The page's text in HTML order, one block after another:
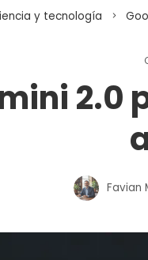
y tecnología
Favian